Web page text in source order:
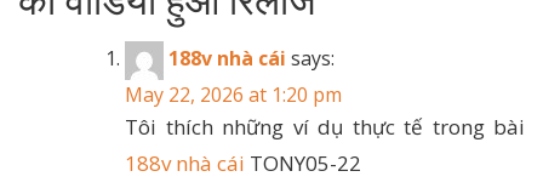
188v nhà cái says:
May 22, 2026 at 1:20 pm
Tôi thích những ví dụ thực tế trong bài
188v nhà cái TONY05-22